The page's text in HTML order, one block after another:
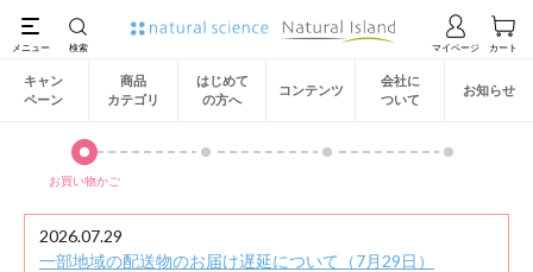
キャン
ペーン
商品
カテゴリ
はじめて
の方へ
コンテンツ
会社に
ついて
お知らせ
お買い物かご
2026.07.29
一部地域の配送物のお届け遅延について（7月29日）